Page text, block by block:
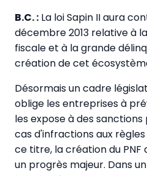
B.C. : La loi Sapin II aura
décembre 2013 relative à
fiscale et à la grande
création de cet
Désormais un cadre
oblige les entreprises à
les expose à des
cas d'infractions aux
ce titre, la création du
un progrès majeur. Dans